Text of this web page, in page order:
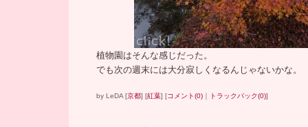
植物園はそんな感じだった。
でも次の週末には大分寂しくなるんじゃないかな。
by LeDA [京都] [紅葉] [コメント(0) ｜ トラックバック(0)]